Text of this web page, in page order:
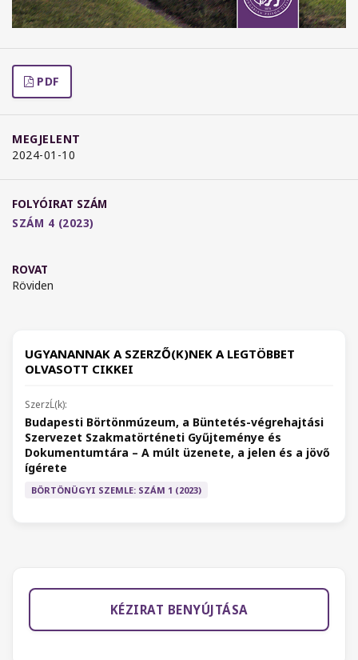
PDF
MEGJELENT
2024-01-10
FOLYÓIRAT SZÁM
SZÁM 4 (2023)
ROVAT
Röviden
UGYANANNAK A SZERZŐ(K)NEK A LEGTÖBBET
OLVASOTT CIKKEI
Budapesti Börtönmúzeum, a Büntetés-végrehajtási
Szervezet Szakmatörténeti Gyűjteménye és
Dokumentumtára – A múlt üzenete, a jelen és a jövő
ígérete
BÖRTÖNÜGYI SZEMLE: SZÁM 1 (2023)
KÉZIRAT BENYÚJTÁSA